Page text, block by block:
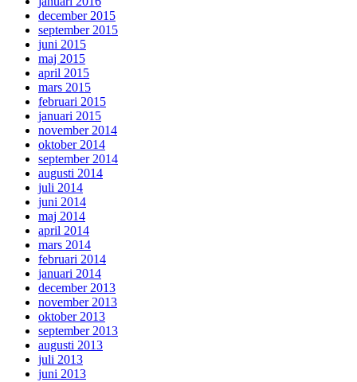
december 2015
september 2015
juni 2015
maj 2015
april 2015
mars 2015
februari 2015
januari 2015
november 2014
oktober 2014
september 2014
augusti 2014
juli 2014
juni 2014
maj 2014
april 2014
mars 2014
februari 2014
januari 2014
december 2013
november 2013
oktober 2013
september 2013
augusti 2013
juli 2013
juni 2013